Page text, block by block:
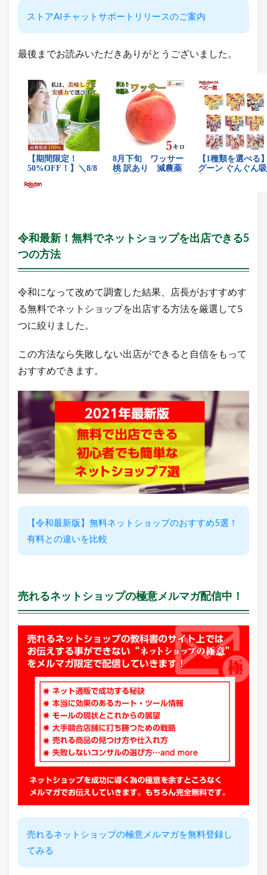
け
「
裏
ザ
」
を
L
I
N
E
だ
け
配
1.5
月
間
1
万
P
V
以
の
ア
ク
ス
数
得
で
き
広
を
完
全
無
た
し
ま
す
！
ア
ク
セ
ス
ア
ッ
プ
に
ご
利
用
く
だ
さ
い
。
本
日
主
ストアAIチャットサポートリリースのご案内
最後までお読みいただきありがとうございました。
令和最新！無料でネットショップを出店できる5
つの方法
令和になって改めて調査した結果、店長がおすすめす
る無料でネットショップを出店する方法を厳選して5
つに絞りました。
この方法なら失敗しない出店ができると自信をもって
おすすめできます。
【令和最新版】無料ネットショップのおすすめ5選！
有料との違いを比較
売れるネットショップの極意メルマガ配信中！
売れるネットショップの極意メルマガを無料登録し
てみる